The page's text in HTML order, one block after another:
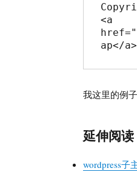
<a
ap</a>
我这里的例
延伸阅读
wordpress子